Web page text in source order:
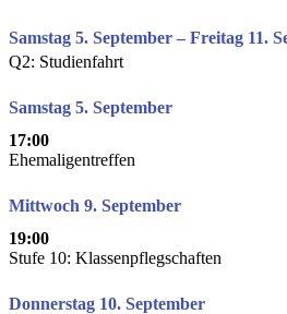
Samstag 5. September – Freitag 11.
Q2: Studienfahrt
Samstag 5. September
17:00
Ehemaligentreffen
Mittwoch 9. September
19:00
Stufe 10: Klassenpflegschaften
Donnerstag 10. September